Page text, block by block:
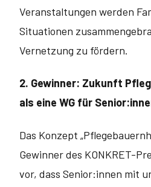
Veranstaltungen werden
Situationen
Vernetzung zu fördern.
2. Gewinner: Zukunft
als eine WG für
Das Konzept
Gewinner des KONKRET-
vor, dass Senior:innen mit